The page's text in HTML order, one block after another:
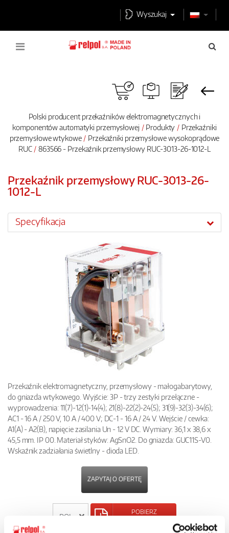
Wyszukaj
Polski producent przekaźników elektromagnetycznych i
komponentów automatyki przemysłowej
Produkty
Przekaźniki
przemysłowe wtykowe
Przekaźniki przemysłowe wysokoprądowe
RUC
863566 - Przekaźnik przemysłowy RUC-3013-26-1012-L
Przekaźnik przemysłowy RUC-3013-26-
1012-L
Specyfikacja
Przekaźnik elektromagnetyczny, przemysłowy - małogabarytowy,
do gniazda wtykowego. Wyjście: 3P - trzy zestyki przełączne -
wyprowadzenia: 11(7)-12(1)-14(4); 21(8)-22(2)-24(5); 31(9)-32(3)-34(6);
AC1 - 16 A / 250 V, 10 A / 400 V; DC-1 - 16 A / 24 V. Wejście / cewka:
A1(A) - A2(B), napięcie zasilania Un - 12 V DC. Wymiary: 36,1 x 38,6 x
45,5 mm. IP 00. Materiał styków: AgSnO2. Do gniazda: GUC11S-V0.
Wskaźnik zadziałania świetlny - dioda LED.
ZAPYTAJ O OFERTĘ
POBIERZ